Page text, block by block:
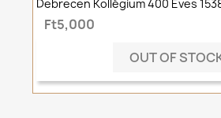
Debrecen Kollégium 400 Éves
Ft5,000
OUT OF